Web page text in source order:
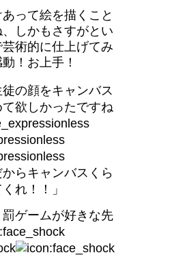
って絵を描くこと
しかもさすがとい
術的に仕上げてみ
！お上手！
の顔をキャンバス
欲しかったですね
からキャンバスくら
れ！！」
ゲームが好きな先